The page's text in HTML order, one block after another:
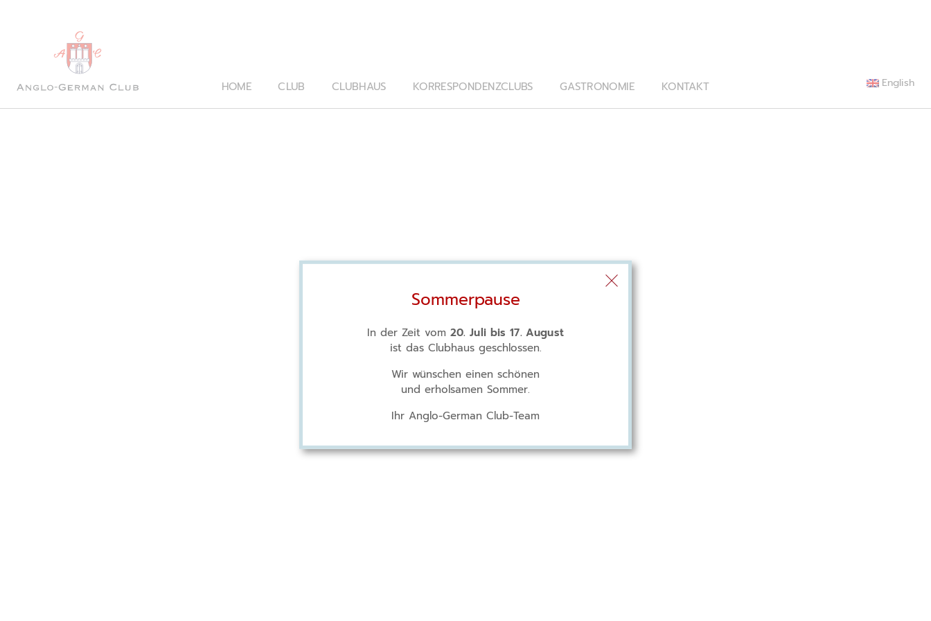
HOME CLUB CLUBHAUS KORRESPONDENZCLUBS GASTRONOMIE KONTAKT English
Sommerpause
In der Zeit vom 20. Juli bis 17. August
ist das Clubhaus geschlossen.
Wir wünschen einen schönen
und erholsamen Sommer.
Ihr Anglo-German Club-Team